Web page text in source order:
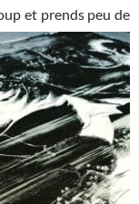
et prends peu de